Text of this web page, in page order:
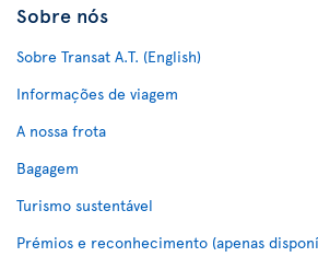
Sobre nós
Sobre Transat A.T. (English)
Informações de viagem
A nossa frota
Bagagem
Turismo sustentável
Prémios e reconhecimento (apenas